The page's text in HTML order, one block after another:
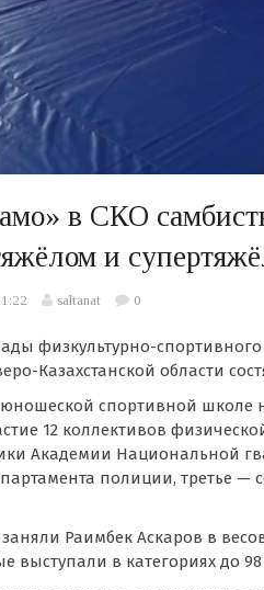
в СКО
и
saltanat 0
физкультурно-
Казахстанской области
спортивной школе
12 коллективов
Академии Национальной
полиции, третье
Раимбек Аскаров в
в категориях до 98